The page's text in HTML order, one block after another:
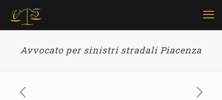
Avvocato per sinistri stradali Piacenza